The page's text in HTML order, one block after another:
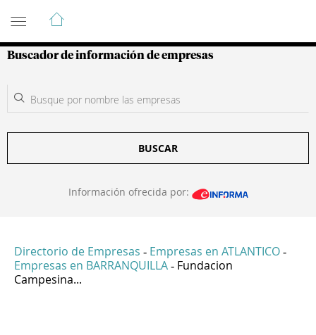
Guía de Empresas Colombianas
Buscador de información de empresas
BUSCAR
Información ofrecida por:
Directorio de Empresas - Empresas en ATLANTICO -
Empresas en BARRANQUILLA - Fundacion
Campesina...